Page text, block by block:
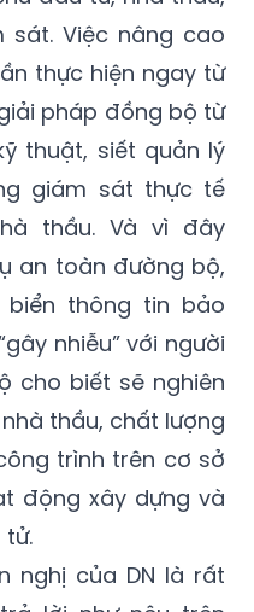
thực hiện ngay từ
pháp đồng bộ từ
thuật, siết quản lý
giám sát thực tế
thầu. Và vì đây
an toàn đường bộ,
thông tin bảo
nhiễu” với người
cho biết sẽ nghiên
thầu, chất lượng
trình trên cơ sở
động xây dựng và
nghị của DN là rất
lời như nêu trên
thuyết phục. Quan